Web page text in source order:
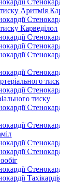
Аритмія
Карведілол
тиску